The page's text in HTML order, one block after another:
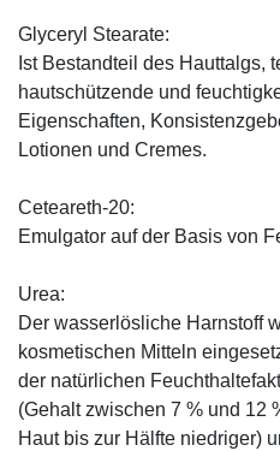
Glyceryl Stearate:
Ist Bestandteil des Hauttalgs,
hautschützende und
Eigenschaften,
Lotionen und Cremes.
Ceteareth-20:
Emulgator auf der Basis von
Urea:
Der wasserlösliche Harnstoff
kosmetischen Mitteln
der natürlichen
(Gehalt zwischen 7 % und 12
Haut bis zur Hälfte niedriger)